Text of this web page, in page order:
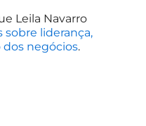
Leila Navarro
sobre liderança,
negócios.